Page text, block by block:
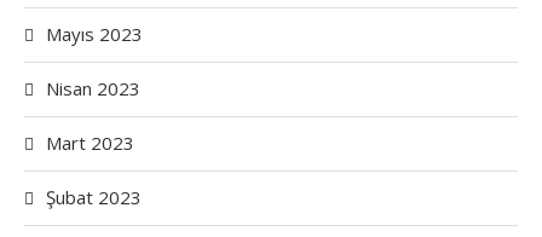
Mayıs 2023
Nisan 2023
Mart 2023
Şubat 2023